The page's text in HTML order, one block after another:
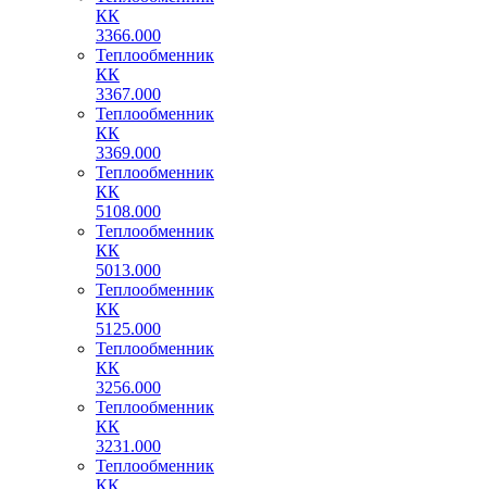
КК
3366.000
Теплообменник
КК
3367.000
Теплообменник
КК
3369.000
Теплообменник
КК
5108.000
Теплообменник
КК
5013.000
Теплообменник
КК
5125.000
Теплообменник
КК
3256.000
Теплообменник
КК
3231.000
Теплообменник
КК